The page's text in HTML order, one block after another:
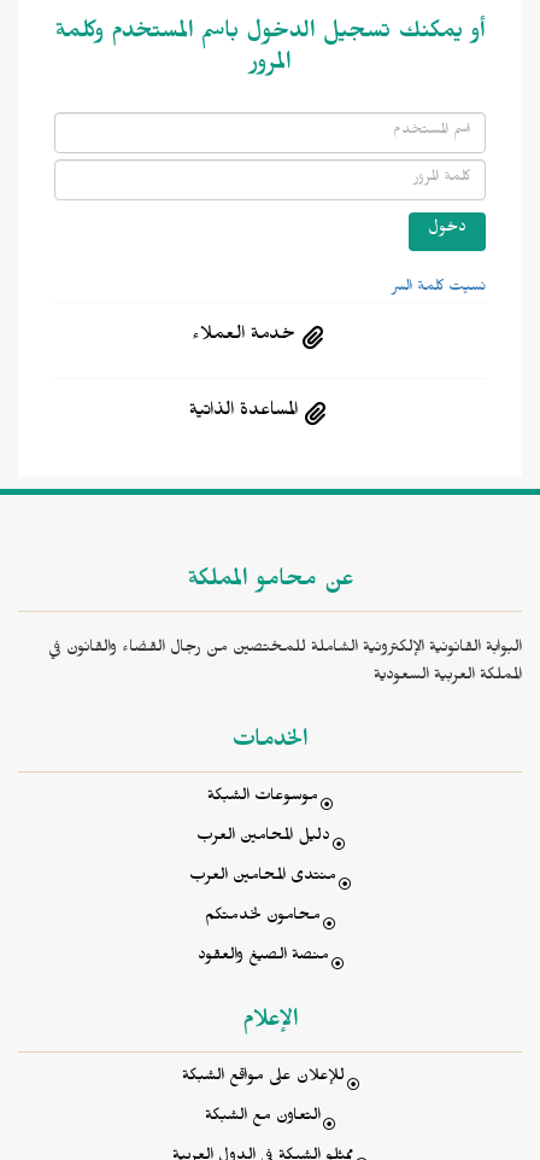
أو يمكنك تسجيل الدخول باسم المستخدم وكلمة
المرور
نسيت كلمة السر
خدمة العملاء
المساعدة الذاتية
عن محامو المملكة
البوابة القانونية الإلكترونية الشاملة للمختصين من رجال القضاء والقانون في
المملكة العربية السعودية
الخدمات
موسوعات الشبكة
دليل المحامين العرب
منتدى المحامين العرب
محامون لخدمتكم
منصة الصيغ والعقود
الإعلام
للإعلان على مواقع الشبكة
التعاون مع الشبكة